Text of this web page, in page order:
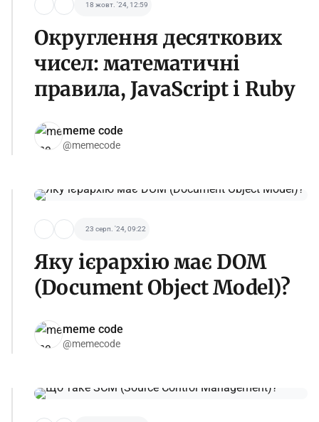
18 жовт. '24, 12:59
Округлення десяткових
чисел: математичні
правила, JavaScript і Ruby
meme code
@memecode
23 серп. '24, 09:22
Яку ієрархію має DOM
(Document Object Model)?
meme code
@memecode